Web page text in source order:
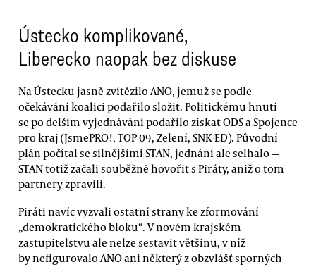
Ústecko komplikované,
Liberecko naopak bez diskuse
Na Ústecku jasně zvítězilo ANO, jemuž se podle
očekávání koalici podařilo složit. Politickému hnutí
se po delším vyjednávání podařilo získat ODS a Spojence
pro kraj (JsmePRO!, TOP 09, Zelení, SNK-ED). Původní
plán počítal se silnějšími STAN, jednání ale selhalo —
STAN totiž začali souběžně hovořit s Piráty, aniž o tom
partnery zpravili.
Piráti navíc vyzvali ostatní strany ke zformování
„demokratického bloku“. V novém krajském
zastupitelstvu ale nelze sestavit většinu, v níž
by nefigurovalo ANO ani některý z obzvlášť sporných